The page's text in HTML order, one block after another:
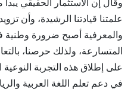
علمتنا قيادتنا الرشيدة، وأن
والمعرفية أصبح ضرورة وطنية
المتسارعة، ولذلك حرصنا،
على إطلاق هذه التجربة
في دعم تعلم اللغة العربية